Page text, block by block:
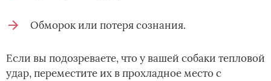
Обморок или потеря сознания.
Если вы подозреваете, что у вашей собаки тепловой
удар, переместите их в прохладное место с